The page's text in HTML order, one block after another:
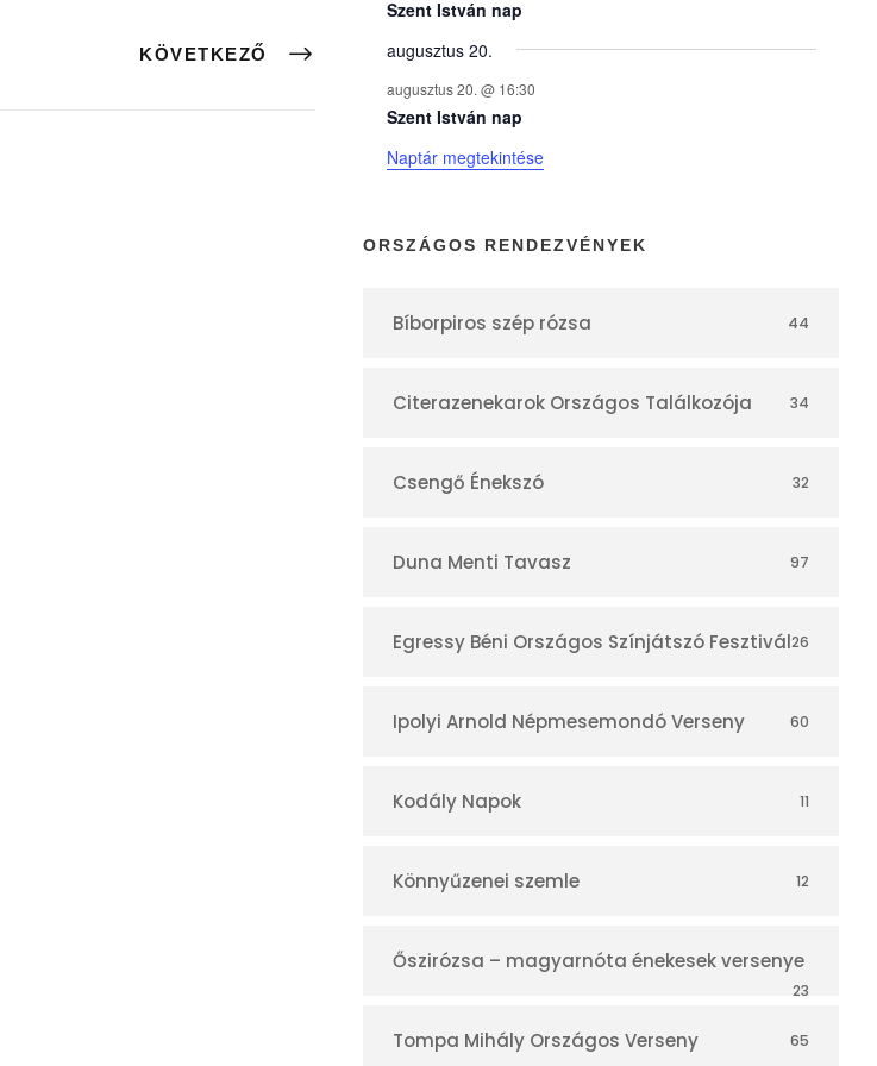
KÖVETKEZŐ
y
e
k
n
a
á
r
Szent István nap
augusztus 20.
augusztus 20. @ 16:30
Szent István nap
Naptár megtekintése
ORSZÁGOS RENDEZVÉNYEK
Bíborpiros szép rózsa 44
Citerazenekarok Országos Találkozója 34
Csengő Énekszó 32
Duna Menti Tavasz 97
Egressy Béni Országos Színjátszó Fesztivál26
Ipolyi Arnold Népmesemondó Verseny 60
Kodály Napok 11
Könnyűzenei szemle 12
Őszirózsa – magyarnóta énekesek versenye
23
Tompa Mihály Országos Verseny 65